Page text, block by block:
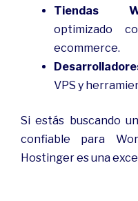
Tiendas
optimizado
ecommerce.
VPS y
Si estás buscando
confiable para
Hostinger es una